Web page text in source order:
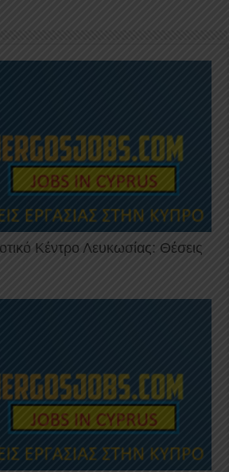
Κέντρο Λευκωσίας: Θέσεις